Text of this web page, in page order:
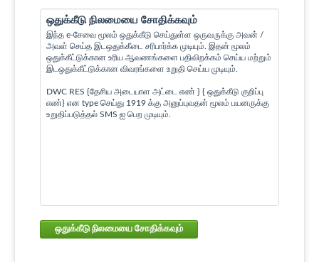
ஒதுக்கீடு நிலமையை சோதிக்கவும்
இந்த e-சேவை மூலம் ஒதுக்கீடு செய்துள்ள ஒருவருக்கு அவன் /
அவள் செய்த இடஒதுக்கீடை சரிபார்க்க முடியும். இதன் மூலம்
ஒதுக்கீட்டுக்கான உரிய ஆவணங்களை பதிவிறக்கம் செய்ய மற்றும்
இடஒதுக்கீட்டுக்கான விவரங்களை உறுதி செய்ய முடியும்.
DWC RES {தேசிய அடையாள அட்டை எண் } { ஒதுக்கீடு குறிப்பு
எண்} என type செய்து 1919 க்கு அனுப்புவதன் மூலம் பயனருக்கு
உறுதிப்படுத்தல் SMS ஐ பெற முடியும்.
ஒதுக்கீடு நிலமையை சோதிக்கவும்